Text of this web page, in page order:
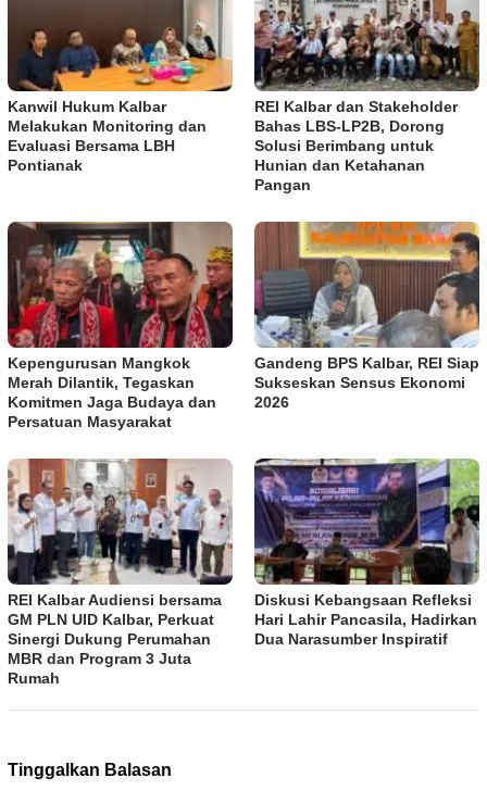
Kanwil Hukum Kalbar
Melakukan Monitoring dan
Evaluasi Bersama LBH
Pontianak
REI Kalbar dan Stakeholder
Bahas LBS-LP2B, Dorong
Solusi Berimbang untuk
Hunian dan Ketahanan
Pangan
Kepengurusan Mangkok
Merah Dilantik, Tegaskan
Komitmen Jaga Budaya dan
Persatuan Masyarakat
Gandeng BPS Kalbar, REI Siap
Sukseskan Sensus Ekonomi
2026
REI Kalbar Audiensi bersama
GM PLN UID Kalbar, Perkuat
Sinergi Dukung Perumahan
MBR dan Program 3 Juta
Rumah
Diskusi Kebangsaan Refleksi
Hari Lahir Pancasila, Hadirkan
Dua Narasumber Inspiratif
Tinggalkan Balasan